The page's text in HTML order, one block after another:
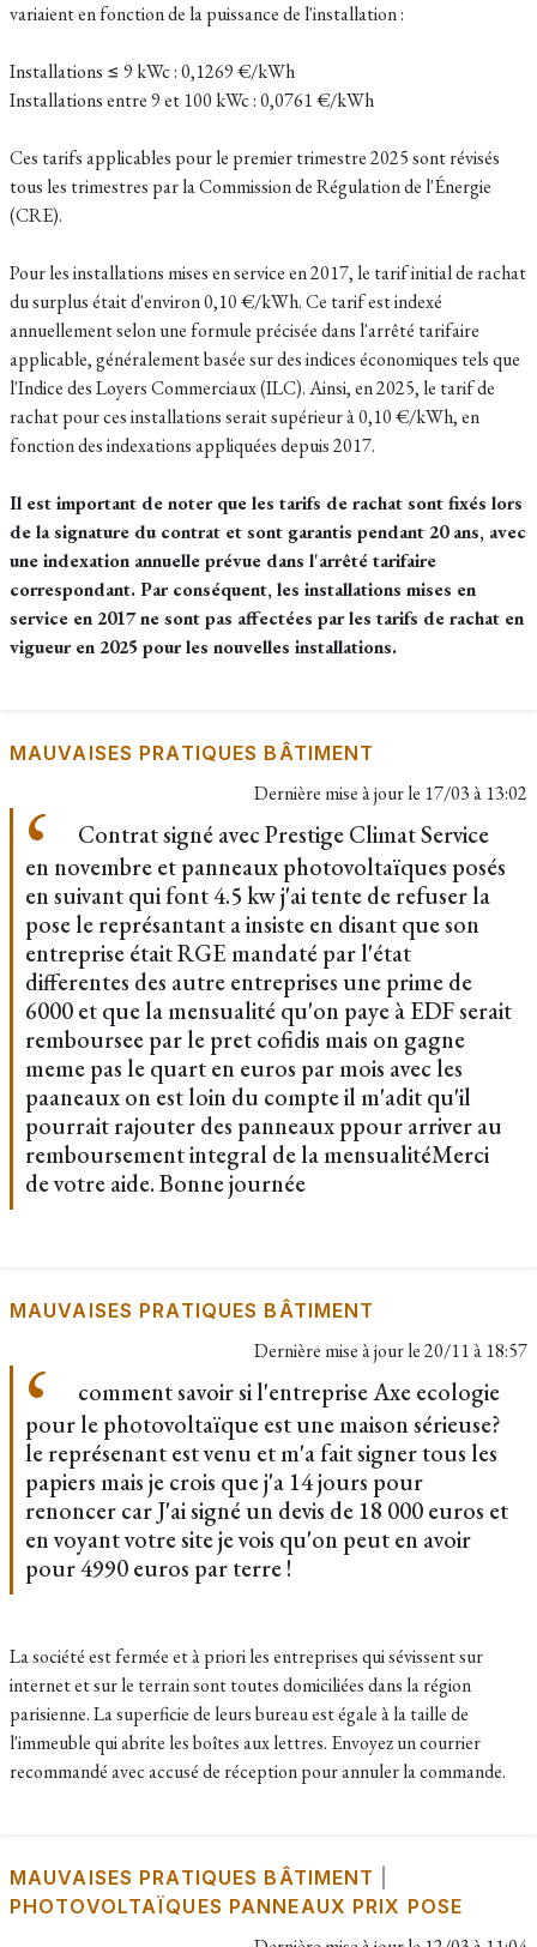
variaient en fonction de la puissance de l'installation :
Installations ≤ 9 kWc : 0,1269 €/kWh
Installations entre 9 et 100 kWc : 0,0761 €/kWh
Ces tarifs applicables pour le premier trimestre 2025 sont révisés
tous les trimestres par la Commission de Régulation de l'Énergie
(CRE).
Pour les installations mises en service en 2017, le tarif initial de rachat
du surplus était d'environ 0,10 €/kWh. Ce tarif est indexé
annuellement selon une formule précisée dans l'arrêté tarifaire
applicable, généralement basée sur des indices économiques tels que
l'Indice des Loyers Commerciaux (ILC). Ainsi, en 2025, le tarif de
rachat pour ces installations serait supérieur à 0,10 €/kWh, en
fonction des indexations appliquées depuis 2017.
Il est important de noter que les tarifs de rachat sont fixés lors
de la signature du contrat et sont garantis pendant 20 ans, avec
une indexation annuelle prévue dans l'arrêté tarifaire
correspondant. Par conséquent, les installations mises en
service en 2017 ne sont pas affectées par les tarifs de rachat en
vigueur en 2025 pour les nouvelles installations.
MAUVAISES PRATIQUES BÂTIMENT
Dernière mise à jour le 17/03 à 13:02
Contrat signé avec Prestige Climat Service
en novembre et panneaux photovoltaïques posés
en suivant qui font 4.5 kw j'ai tente de refuser la
pose le représantant a insiste en disant que son
entreprise était RGE mandaté par l'état
differentes des autre entreprises une prime de
6000 et que la mensualité qu'on paye à EDF serait
remboursee par le pret cofidis mais on gagne
meme pas le quart en euros par mois avec les
paaneaux on est loin du compte il m'adit qu'il
pourrait rajouter des panneaux ppour arriver au
remboursement integral de la mensualitéMerci
de votre aide. Bonne journée
MAUVAISES PRATIQUES BÂTIMENT
Dernière mise à jour le20/11 à 18:57
comment savoir si l'entreprise Axe ecologie
pour le photovoltaïque est une maison sérieuse?
le représenant est venu et m'a fait signer tous les
papiers mais je crois que j'a 14 jours pour
renoncer car J'ai signé un devis de 18 000 euros et
en voyant votre site je vois qu'on peut en avoir
pour 4990 euros par terre !
La société est fermée et à priori les entreprises qui sévissent sur
internet et sur le terrain sont toutes domiciliées dans la région
parisienne. La superficie de leurs bureau est égale à la taille de
l'immeuble qui abrite les boîtes aux lettres. Envoyez un courrier
recommandé avec accusé de réception pour annuler la commande.
MAUVAISES PRATIQUES BÂTIMENT
PHOTOVOLTAÏQUES PANNEAUX PRIX POSE